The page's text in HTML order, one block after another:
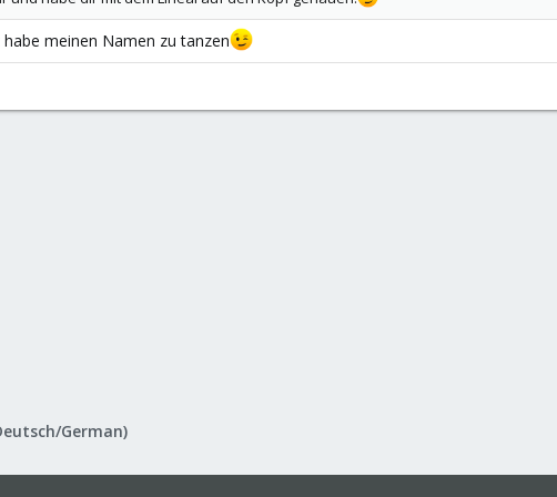
meinen Namen zu tanzen
German)